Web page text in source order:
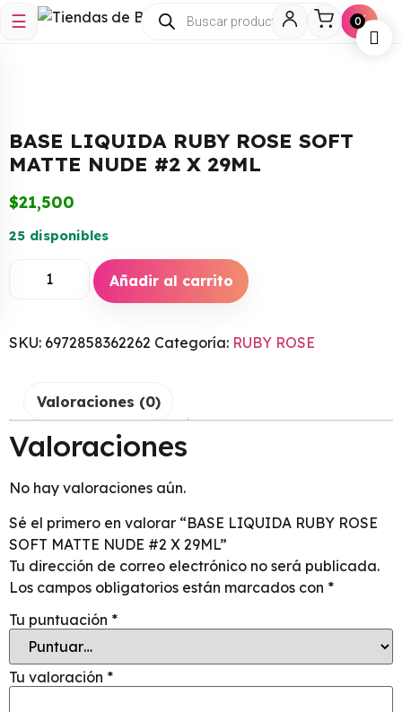
☰ 🛒
BASE LIQUIDA RUBY ROSE SOFT
MATTE NUDE #2 X 29ML
$21,500
25 disponibles
Añadir al carrito
SKU: 6972858362262 Categoría: RUBY ROSE
Valoraciones (0)
Valoraciones
No hay valoraciones aún.
Sé el primero en valorar “BASE LIQUIDA RUBY ROSE
SOFT MATTE NUDE #2 X 29ML”
Tu dirección de correo electrónico no será publicada.
Los campos obligatorios están marcados con *
Tu puntuación *
Tu valoración *
0